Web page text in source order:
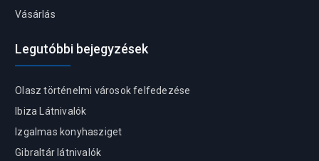
Vásárlás
Legutóbbi bejegyzések
Olasz történelmi városok felfedezése
Ibiza Látnivalók
Izgalmas konyhasziget
Gibraltár látnivalók